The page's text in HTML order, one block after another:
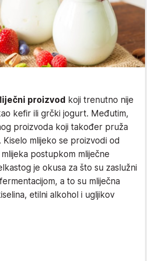
proizvod koji trenutno nije
kefir ili grčki jogurt. Međutim,
proizvoda koji također pruža
Kiselo mlijeko se proizvodi od
postupkom mliječne
je okusa za što su zaslužni
a to su mliječna
etilni alkohol i ugljikov